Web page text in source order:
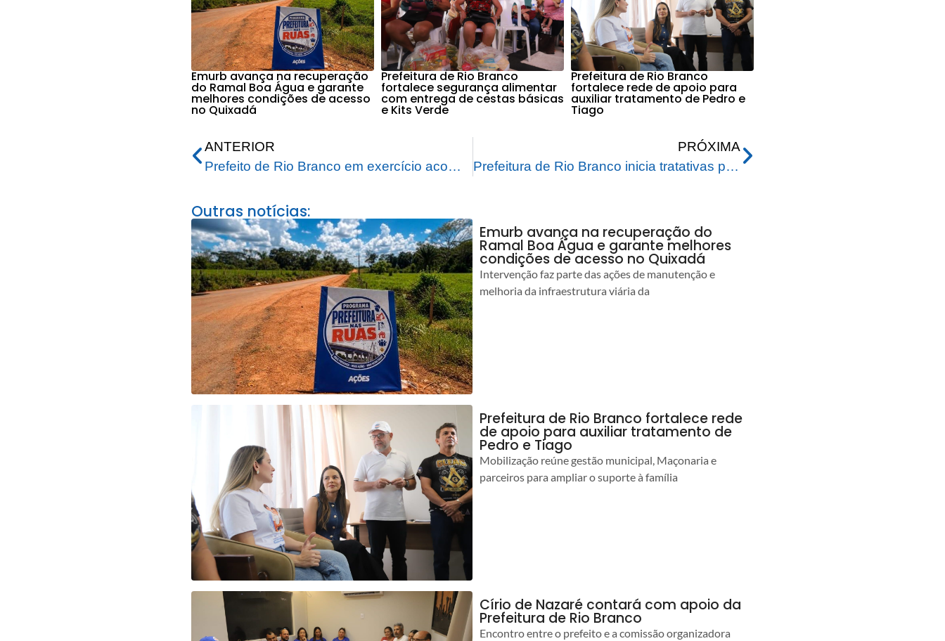
Emurb avança na recuperação
do Ramal Boa Água e garante
melhores condições de acesso
no Quixadá
Prefeitura de Rio Branco
fortalece segurança alimentar
com entrega de cestas básicas
e Kits Verde
Prefeitura de Rio Branco
fortalece rede de apoio para
auxiliar tratamento de Pedro e
Tiago
ANTERIOR
Prefeito de Rio Branco em exercício acompanha andamento das obras do complexo viário da Dias Martins
PRÓXIMA
Prefeitura de Rio Branco inicia tratativas para municipalização de escolas estaduais
Outras notícias:
Emurb avança na recuperação do
Ramal Boa Água e garante melhores
condições de acesso no Quixadá
Intervenção faz parte das ações de manutenção e
melhoria da infraestrutura viária da
Prefeitura de Rio Branco fortalece rede
de apoio para auxiliar tratamento de
Pedro e Tiago
Mobilização reúne gestão municipal, Maçonaria e
parceiros para ampliar o suporte à família
Círio de Nazaré contará com apoio da
Prefeitura de Rio Branco
Encontro entre o prefeito e a comissão organizadora